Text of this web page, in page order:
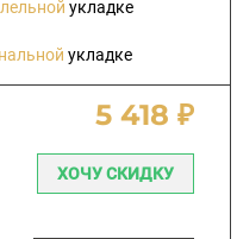
укладке
укладке
5 418 ₽
ХОЧУ СКИДКУ